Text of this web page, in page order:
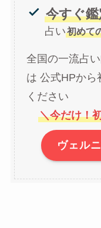
今すぐ
占い初めて
全国の一流占
は 公式HPから
ください
＼今だけ！
ヴェル